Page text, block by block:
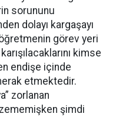
sorununu
dolayı kargaşayı
görev yeri
kimse
endişe içinde
etmektedir.
zorlanan
şimdi